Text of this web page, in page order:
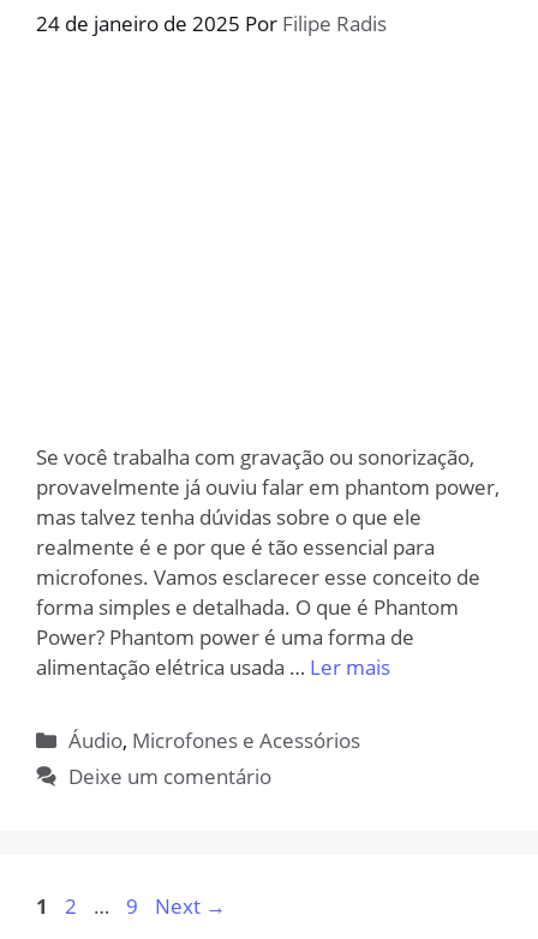
24 de janeiro de 2025 Por Filipe Radis
Se você trabalha com gravação ou sonorização,
provavelmente já ouviu falar em phantom power,
mas talvez tenha dúvidas sobre o que ele
realmente é e por que é tão essencial para
microfones. Vamos esclarecer esse conceito de
forma simples e detalhada. O que é Phantom
Power? Phantom power é uma forma de
alimentação elétrica usada … Ler mais
Categorias
Áudio, Microfones e Acessórios
Deixe um comentário
Page
1 Page
2 … Page
9 Next →